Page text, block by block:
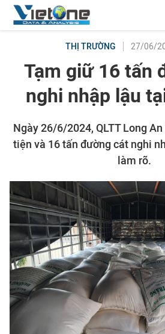
THỊ TRƯỜNG 27/06/
Tạm giữ 16 tấn
nghi nhập lậu
Ngày 26/6/2024, QLTT Long
tiện và 16 tấn đường cát nghi
làm rõ.